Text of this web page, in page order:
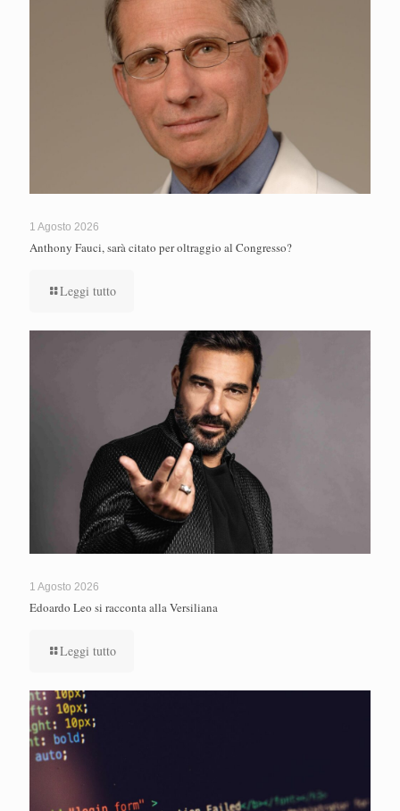
1 Agosto 2026
Anthony Fauci, sarà citato per oltraggio al Congresso?
Leggi tutto
1 Agosto 2026
Edoardo Leo si racconta alla Versiliana
Leggi tutto